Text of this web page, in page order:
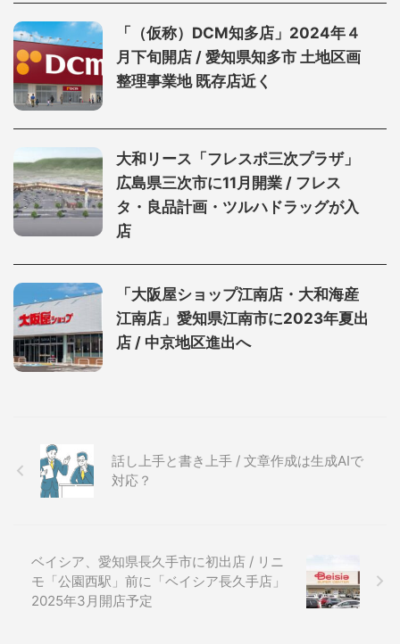
「（仮称）DCM知多店」2024年４
月下旬開店 / 愛知県知多市 土地区画
整理事業地 既存店近く
大和リース「フレスポ三次プラザ」
広島県三次市に11月開業 / フレス
タ・良品計画・ツルハドラッグが入
店
「大阪屋ショップ江南店・大和海産
江南店」愛知県江南市に2023年夏出
店 / 中京地区進出へ
話し上手と書き上手 / 文章作成は生成AIで
対応？
ベイシア、愛知県長久手市に初出店 / リニ
モ「公園西駅」前に「ベイシア長久手店」
2025年3月開店予定